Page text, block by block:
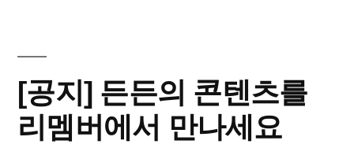
[공지] 든든의 콘텐츠를
리멤버에서 만나세요